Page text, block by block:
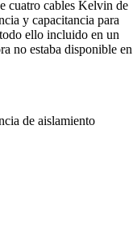
cuatro cables Kelvin de
y capacitancia para
ello incluido en un
no estaba disponible en
de aislamiento